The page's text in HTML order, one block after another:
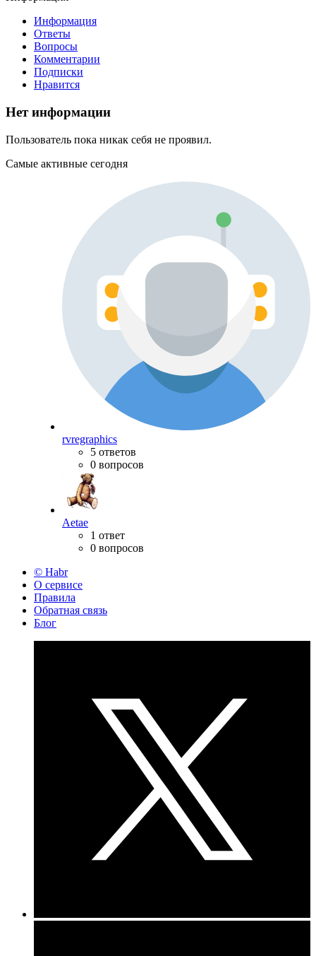
Информация
Ответы
Вопросы
Комментарии
Подписки
Нравится
Нет информации
Пользователь пока никак себя не проявил.
Самые активные сегодня
rvregraphics
5 ответов
0 вопросов
Aetae
1 ответ
0 вопросов
© Habr
О сервисе
Правила
Обратная связь
Блог